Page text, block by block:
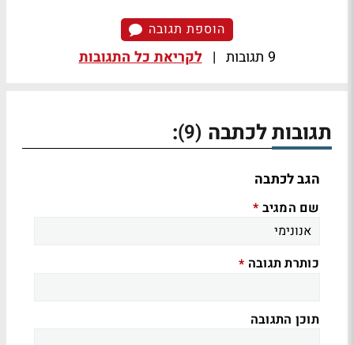
הוספת תגובה
9 תגובות | לקריאת כל התגובות
תגובות לכתבה (9)
:
הגב לכתבה
שם המגיב *
כותרת תגובה *
תוכן התגובה